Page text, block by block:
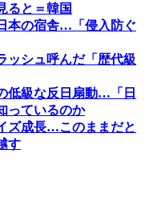
ると＝韓国
本の宿舎…「侵入防ぐ
ッシュ呼んだ「歴代級
低級な反日扇動…「日
っているのか
ズ成長…このままだと
す